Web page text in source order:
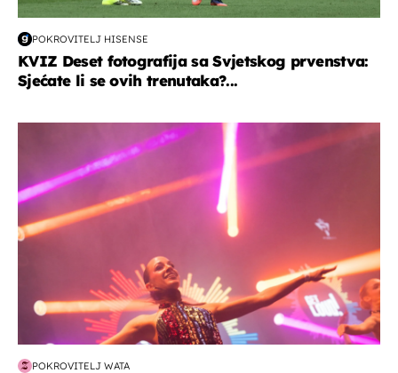
POKROVITELJ HISENSE
KVIZ Deset fotografija sa Svjetskog prvenstva:
Sjećate li se ovih trenutaka?...
POKROVITELJ WATA